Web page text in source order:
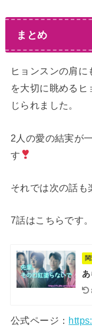
まとめ
ヒョンスンの肩
を大切に眺める
じられました。
2人の愛の結実が
す
それでは次の話も
7話はこちらです。
公式ページ：